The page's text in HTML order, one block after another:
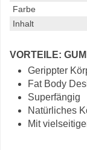
Farbe
Inhalt
VORTEILE:
Gerippter
Fat Body
Superfängig
Natürliches
Mit